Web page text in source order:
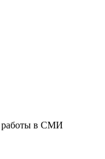
работы в СМИ